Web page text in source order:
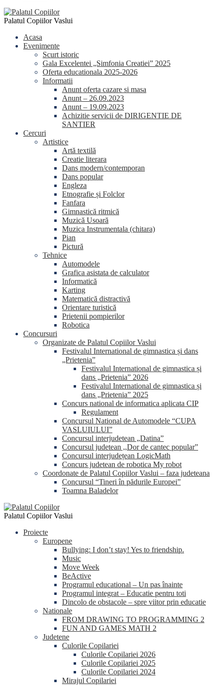
Palatul Copiilor Vaslui
Acasa
Evenimente
Scurt istoric
Gala Excelentei „Simfonia Creatiei” 2025
Oferta educationala 2025-2026
Informatii
Anunt oferta cazare si masa
Anunt – 26.09.2023
Anunt – 19.09.2023
Achizitie servicii de DIRIGENTIE DE
SANTIER
Cercuri
Artistice
Artă textilă
Creatie literara
Dans modern/contemporan
Dans popular
Engleza
Etnografie și Folclor
Fanfara
Gimnastică ritmică
Muzică Usoară
Muzica Instrumentala (chitara)
Pian
Pictură
Tehnice
Automodele
Grafica asistata de calculator
Informatică
Karting
Matematică distractivă
Orientare turistică
Prietenii pompierilor
Robotica
Concursuri
Organizate de Palatul Copiilor Vaslui
Festivalul International de gimnastica și dans
„Prietenia”
Festivalul International de gimnastica și
dans „Prietenia” 2026
Festivalul International de gimnastica și
dans „Prietenia” 2025
Concurs national de informatica aplicata CIP
Regulament
Concursul National de Automodele “CUPA
VASLUIULUI”
Concursul interjudetean „Datina”
Concursul judetean ,,Dor de cantec popular”
Concursul interjudețean LogicMath
Concurs judetean de robotica My robot
Coordonate de Palatul Copiilor Vaslui – faza judeteana
Concursul “Tineri în pădurile Europei”
Toamna Baladelor
Palatul Copiilor Vaslui
Proiecte
Europene
Bullying: I don’t stay! Yes to friendship.
Music
Move Week
BeActive
Programul educational – Un pas înainte
Programul integrat – Educatie pentru toti
Dincolo de obstacole – spre viitor prin educatie
Nationale
FROM DRAWING TO PROGRAMMING 2
FUN AND GAMES MATH 2
Judetene
Culorile Copilariei
Culorile Copilariei 2026
Culorile Copilariei 2025
Culorile Copilariei 2024
Mirajul Copilariei